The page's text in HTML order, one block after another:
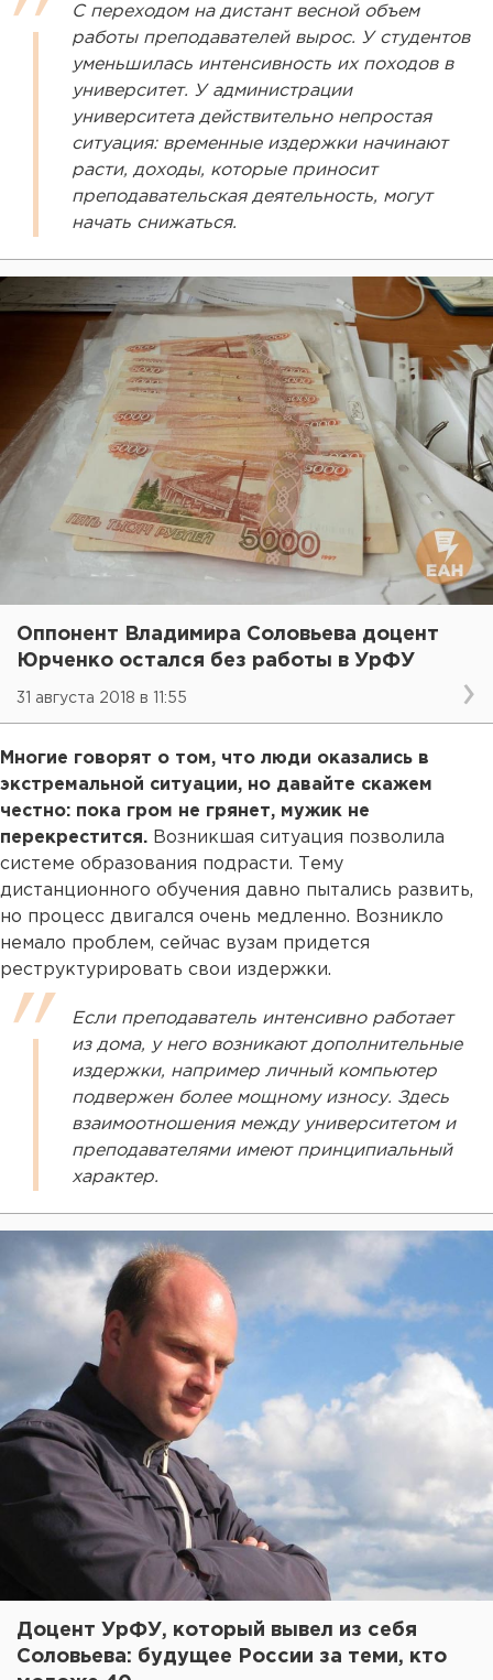
С переходом на дистант весной объем
работы преподавателей вырос. У студентов
уменьшилась интенсивность их походов в
университет. У администрации
университета действительно непростая
ситуация: временные издержки начинают
расти, доходы, которые приносит
преподавательская деятельность, могут
начать снижаться.
Оппонент Владимира Соловьева доцент
Юрченко остался без работы в УрФУ
31 августа 2018 в 11:55
Многие говорят о том, что люди оказались в
экстремальной ситуации, но давайте скажем
честно: пока гром не грянет, мужик не
перекрестится. Возникшая ситуация позволила
системе образования подрасти. Тему
дистанционного обучения давно пытались развить,
но процесс двигался очень медленно. Возникло
немало проблем, сейчас вузам придется
реструктурировать свои издержки.
Если преподаватель интенсивно работает
из дома, у него возникают дополнительные
издержки, например личный компьютер
подвержен более мощному износу. Здесь
взаимоотношения между университетом и
преподавателями имеют принципиальный
характер.
Доцент УрФУ, который вывел из себя
Соловьева: будущее России за теми, кто